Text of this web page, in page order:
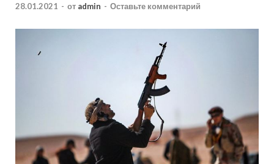
28.01.2021 - от admin - Оставьте комментарий